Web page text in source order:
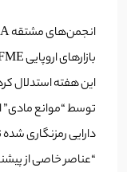
این هفته استدلال
توسط “موانع مادی”
دارایی رمزنگاری
“عناصر خاصی از